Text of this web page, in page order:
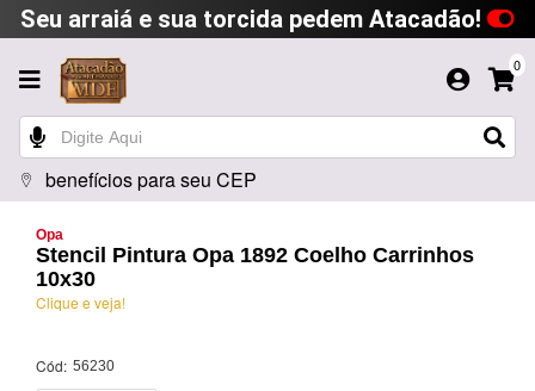
Seu arraiá e sua torcida pedem Atacadão!
0
benefícios para seu CEP
Opa
Stencil Pintura Opa 1892 Coelho Carrinhos
10x30
Clique e veja!
Cód: 56230